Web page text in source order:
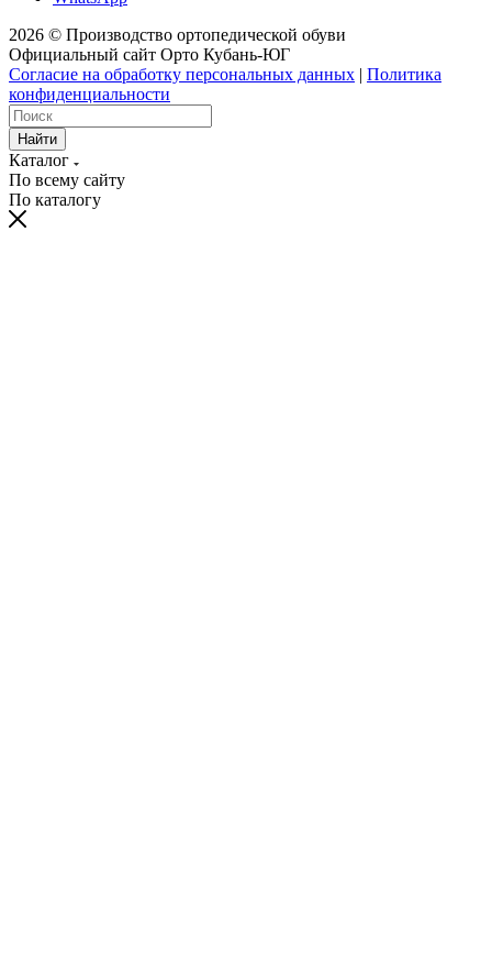
2026 © Производство ортопедической обуви
Официальный сайт Орто Кубань-ЮГ
Согласие на обработку персональных данных | Политика
конфиденциальности
Найти
Каталог
По всему сайту
По каталогу